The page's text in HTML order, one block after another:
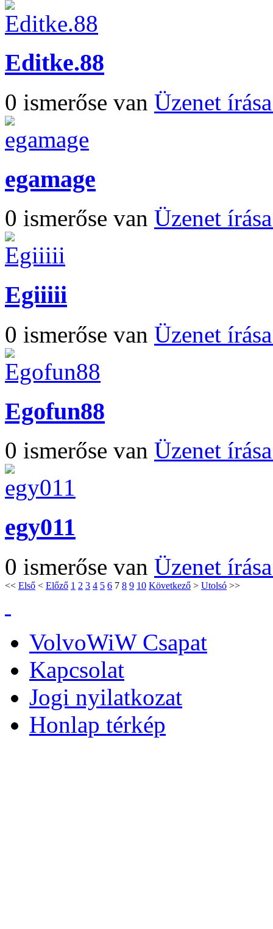
Editke.88
0 ismerőse van Üzenet
egamage
0 ismerőse van Üzenet
Egiiiii
0 ismerőse van Üzenet
Egofun88
0 ismerőse van Üzenet
egy011
0 ismerőse van Üzenet
<< Első < Előző 1 2 3 4 5 6 7 8 9 10 Következő > Utolsó >>
VolvoWiW Csapat
Kapcsolat
Jogi nyilatkozat
Honlap térkép